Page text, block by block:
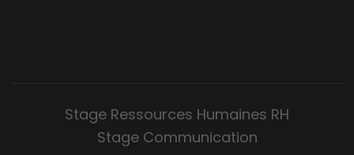
Stage Ressources Humaines RH
Stage Communication